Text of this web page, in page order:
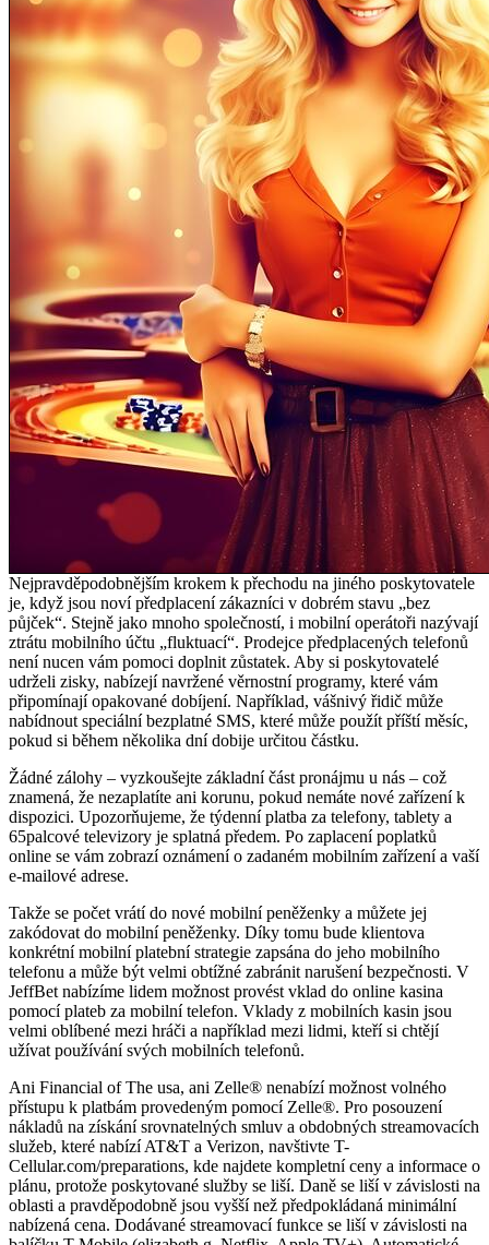
Nejpravděpodobnějším krokem k přechodu na jiného poskytovatele
je, když jsou noví předplacení zákazníci v dobrém stavu „bez
půjček“. Stejně jako mnoho společností, i mobilní operátoři nazývají
ztrátu mobilního účtu „fluktuací“. Prodejce předplacených telefonů
není nucen vám pomoci doplnit zůstatek. Aby si poskytovatelé
udrželi zisky, nabízejí navržené věrnostní programy, které vám
připomínají opakované dobíjení. Například, vášnivý řidič může
nabídnout speciální bezplatné SMS, které může použít příští měsíc,
pokud si během několika dní dobije určitou částku.
Žádné zálohy – vyzkoušejte základní část pronájmu u nás – což
znamená, že nezaplatíte ani korunu, pokud nemáte nové zařízení k
dispozici. Upozorňujeme, že týdenní platba za telefony, tablety a
65palcové televizory je splatná předem. Po zaplacení poplatků
online se vám zobrazí oznámení o zadaném mobilním zařízení a vaší
e-mailové adrese.
Takže se počet vrátí do nové mobilní peněženky a můžete jej
zakódovat do mobilní peněženky. Díky tomu bude klientova
konkrétní mobilní platební strategie zapsána do jeho mobilního
telefonu a může být velmi obtížné zabránit narušení bezpečnosti. V
JeffBet nabízíme lidem možnost provést vklad do online kasina
pomocí plateb za mobilní telefon. Vklady z mobilních kasin jsou
velmi oblíbené mezi hráči a například mezi lidmi, kteří si chtějí
užívat používání svých mobilních telefonů.
Ani Financial of The usa, ani Zelle® nenabízí možnost volného
přístupu k platbám provedeným pomocí Zelle®. Pro posouzení
nákladů na získání srovnatelných smluv a obdobných streamovacích
služeb, které nabízí AT&T a Verizon, navštivte T-
Cellular.com/preparations, kde najdete kompletní ceny a informace o
plánu, protože poskytované služby se liší. Daně se liší v závislosti na
oblasti a pravděpodobně jsou vyšší než předpokládaná minimální
nabízená cena. Dodávané streamovací funkce se liší v závislosti na